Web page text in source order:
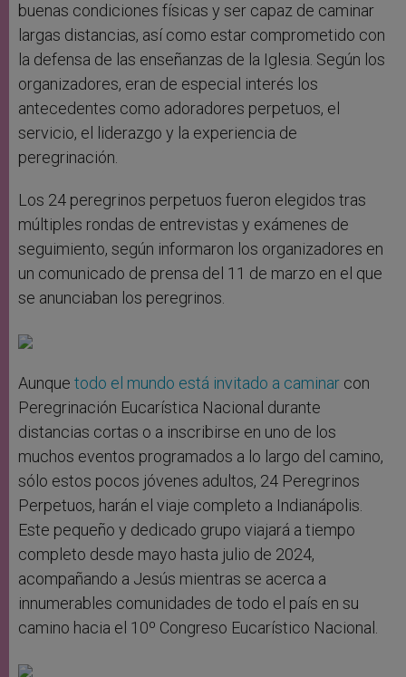
buenas condiciones físicas y ser capaz de caminar
largas distancias, así como estar comprometido con
la defensa de las enseñanzas de la Iglesia. Según los
organizadores, eran de especial interés los
antecedentes como adoradores perpetuos, el
servicio, el liderazgo y la experiencia de
peregrinación.
Los 24 peregrinos perpetuos fueron elegidos tras
múltiples rondas de entrevistas y exámenes de
seguimiento, según informaron los organizadores en
un comunicado de prensa del 11 de marzo en el que
se anunciaban los peregrinos.
Aunque todo el mundo está invitado a caminar con
Peregrinación Eucarística Nacional durante
distancias cortas o a inscribirse en uno de los
muchos eventos programados a lo largo del camino,
sólo estos pocos jóvenes adultos, 24 Peregrinos
Perpetuos, harán el viaje completo a Indianápolis.
Este pequeño y dedicado grupo viajará a tiempo
completo desde mayo hasta julio de 2024,
acompañando a Jesús mientras se acerca a
innumerables comunidades de todo el país en su
camino hacia el 10º Congreso Eucarístico Nacional.